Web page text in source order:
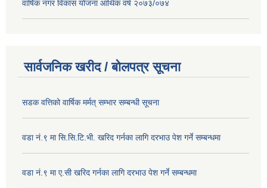
वार्षिक नगर विकास योजना आर्थिक वर्ष २०७३/०७४
सार्वजनिक खरीद / बोलपत्र सूचना
सडक वत्तिको वार्षिक मर्मत् सम्भार सम्बन्धी सूचना
वडा नं.९ मा सि.सि.टि.भी. खरिद गर्नका लागि दरभाउ पेश गर्ने सम्बन्धमा
वडा नं.९ मा ए.सी खरिद गर्नका लागि दरभाउ पेश गर्ने सम्बन्धमा